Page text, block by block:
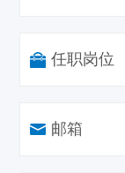
任职岗位
邮箱